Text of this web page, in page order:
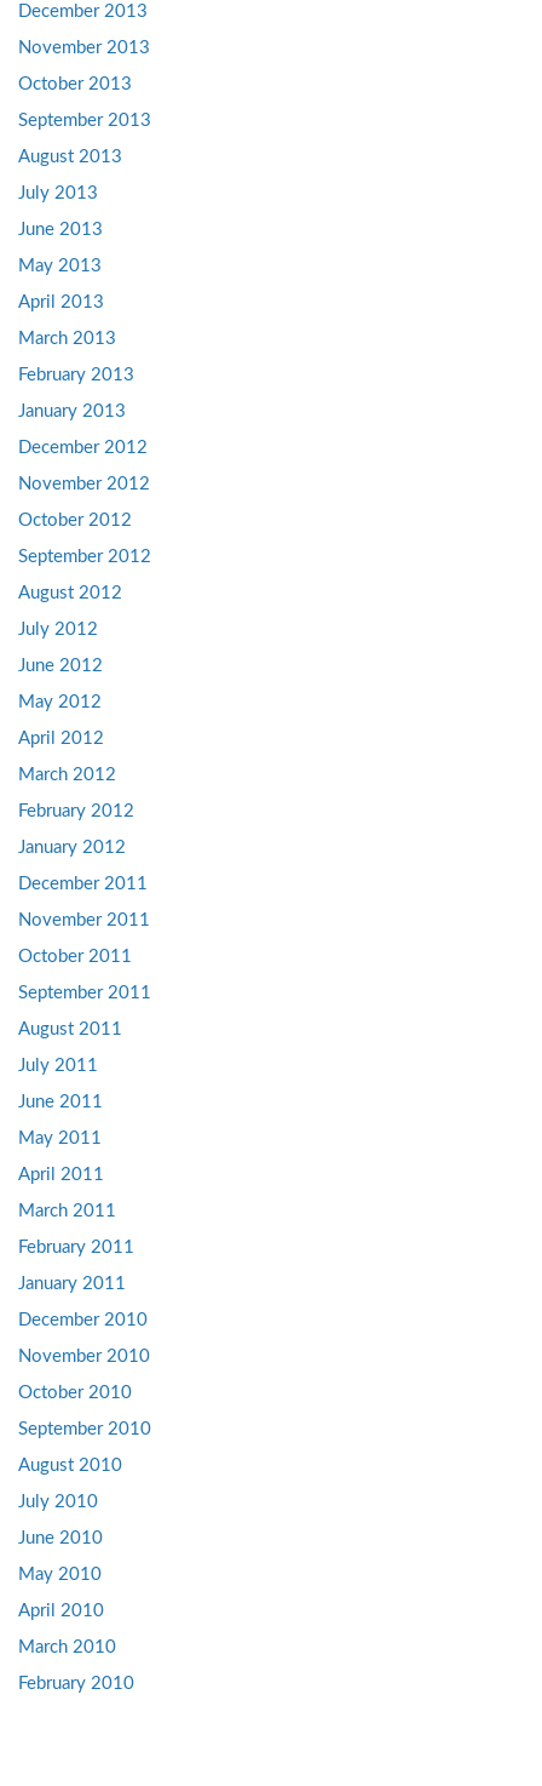
December 2013
November 2013
October 2013
September 2013
August 2013
July 2013
June 2013
May 2013
April 2013
March 2013
February 2013
January 2013
December 2012
November 2012
October 2012
September 2012
August 2012
July 2012
June 2012
May 2012
April 2012
March 2012
February 2012
January 2012
December 2011
November 2011
October 2011
September 2011
August 2011
July 2011
June 2011
May 2011
April 2011
March 2011
February 2011
January 2011
December 2010
November 2010
October 2010
September 2010
August 2010
July 2010
June 2010
May 2010
April 2010
March 2010
February 2010